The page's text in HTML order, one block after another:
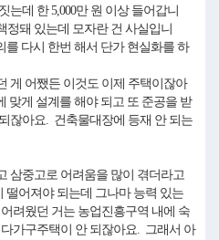
는데 한 5,000만 원 이상 들어갑니
정돼 있는데 모자란 건 사실입니
다시 한번 해서 단가 현실화를 하
게 어쨌든 이것도 이제 주택이잖아
맞게 설계를 해야 되고 또 준공을 받
잖아요. 건축물대장에 등재 안 되는
삼중고로 어려움을 많이 겪더라고
어져야 되는데 그나마 능력 있는
려웠던 거는 농업진흥구역 내에 숙
가구주택이 안 되잖아요. 그래서 아